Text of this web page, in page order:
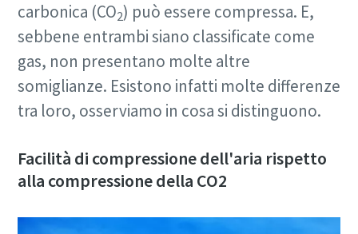
carbonica (CO2) può essere compressa. E,
sebbene entrambi siano classificate come
gas, non presentano molte altre
somiglianze. Esistono infatti molte differenze
tra loro, osserviamo in cosa si distinguono.
Facilità di compressione dell'aria rispetto
alla compressione della CO2